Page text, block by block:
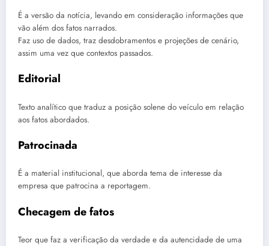
É a versão da notícia, levando em consideração informações que
vão além dos fatos narrados.
Faz uso de dados, traz desdobramentos e projeções de cenário,
assim uma vez que contextos passados.
Editorial
Texto analítico que traduz a posição solene do veículo em relação
aos fatos abordados.
Patrocinada
É a material institucional, que aborda tema de interesse da
empresa que patrocina a reportagem.
Checagem de fatos
Teor que faz a verificação da verdade e da autencidade de uma